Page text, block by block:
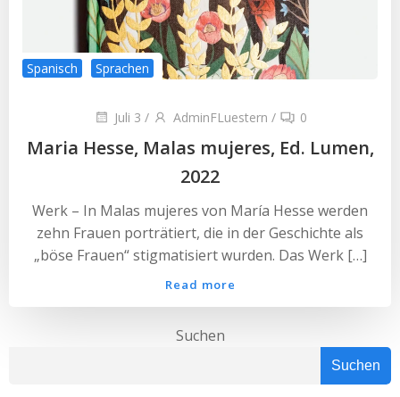
Spanisch Sprachen
Juli 3 / AdminFLuestern / 0
Maria Hesse, Malas mujeres, Ed. Lumen,
2022
Werk – In Malas mujeres von María Hesse werden
zehn Frauen porträtiert, die in der Geschichte als
„böse Frauen“ stigmatisiert wurden. Das Werk […]
Read more
Suchen
Suchen